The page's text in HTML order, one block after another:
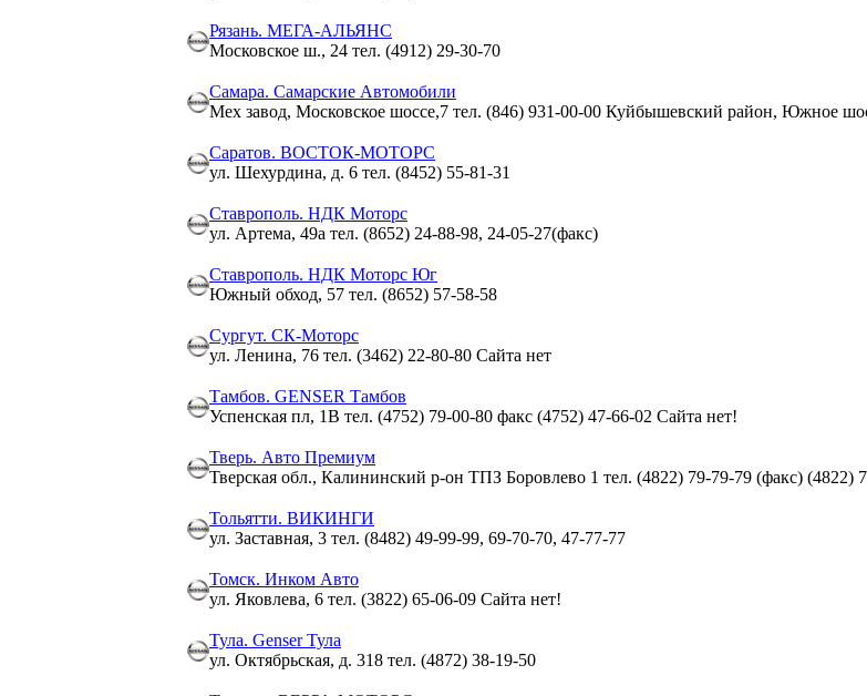
Рязань. МЕГА-АЛЬЯНС
Московское ш., 24 тел. (4912) 29-30-70
Самара. Самарские Автомобили
Мех завод, Московское шоссе,7 тел. (846) 931-00-00 Куйбышевский район, Южное
Саратов. ВОСТОК-МОТОРС
ул. Шехурдина, д. 6 тел. (8452) 55-81-31
Ставрополь. НДК Моторс
ул. Артема, 49а тел. (8652) 24-88-98, 24-05-27(факс)
Ставрополь. НДК Моторс Юг
Южный обход, 57 тел. (8652) 57-58-58
Сургут. СК-Моторс
ул. Ленина, 76 тел. (3462) 22-80-80 Сайта нет
Тамбов. GENSER Тамбов
Успенская пл, 1В тел. (4752) 79-00-80 факс (4752) 47-66-02 Сайта нет!
Тверь. Авто Премиум
Тверская обл., Калининский р-он ТПЗ Боровлево 1 тел. (4822) 79-79-79 (факс) (4822)
Тольятти. ВИКИНГИ
ул. Заставная, 3 тел. (8482) 49-99-99, 69-70-70, 47-77-77
Томск. Инком Авто
ул. Яковлева, 6 тел. (3822) 65-06-09 Сайта нет!
Тула. Genser Тула
ул. Октябрьская, д. 318 тел. (4872) 38-19-50